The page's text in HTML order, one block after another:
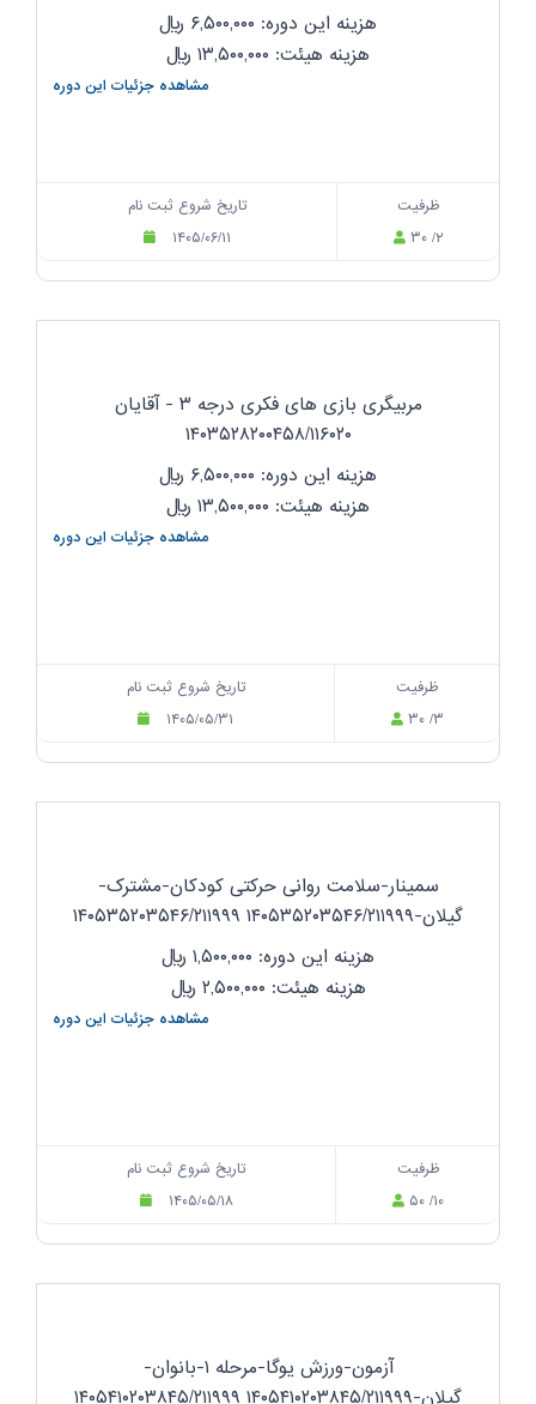
هزینه این دوره: ۶,۵۰۰,۰۰۰
ریال
هزینه هیئت: ۱۳,۵۰۰,۰۰۰
ریال
مشاهده جزئیات این دوره
تاریخ شروع ثبت نام
۱۴۰۵/۰۶/۱۱
ظرفیت
۳۰ /۲
مربیگری بازی های فکری درجه ۳ - آقایان
۱۴۰۳۵۲۸۲۰۰۴۵۸/۱۱۶۰۲۰
هزینه این دوره: ۶,۵۰۰,۰۰۰
ریال
هزینه هیئت: ۱۳,۵۰۰,۰۰۰
ریال
مشاهده جزئیات این دوره
تاریخ شروع ثبت نام
۱۴۰۵/۰۵/۳۱
ظرفیت
۳۰ /۳
سمینار-سلامت روانی حرکتی کودکان-مشترک-
گیلان-۱۴۰۵۳۵۲۰۳۵۴۶/۲۱۱۹۹۹ ۱۴۰۵۳۵۲۰۳۵۴۶/۲۱۱۹۹۹
هزینه این دوره: ۱,۵۰۰,۰۰۰
ریال
هزینه هیئت: ۲,۵۰۰,۰۰۰
ریال
مشاهده جزئیات این دوره
تاریخ شروع ثبت نام
۱۴۰۵/۰۵/۱۸
ظرفیت
۵۰ /۱۰
آزمون-ورزش یوگا-مرحله ۱-بانوان-